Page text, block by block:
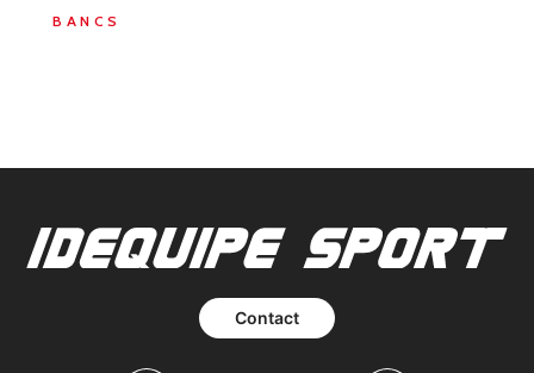
BANCS
Contact